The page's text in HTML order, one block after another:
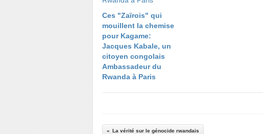
Ces "Zaïrois" qui
mouillent la chemise
pour Kagame:
Jacques Kabale, un
citoyen congolais
Ambassadeur du
Rwanda à Paris
La vérité sur le génocide rwandais